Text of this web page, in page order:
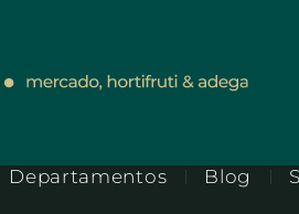
Departamentos Blog